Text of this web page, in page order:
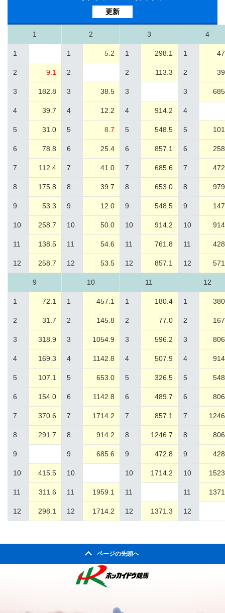
更新
1 2 3 4
1 1 5.2 1 298.1 1
2 9.1 2 2 113.3 2
3 182.8 3 38.5 3 3
4 39.7 4 12.2 4 914.2 4
5 31.0 5 8.7 5 548.5 5
6 78.8 6 25.4 6 857.1 6
7 112.4 7 41.0 7 685.6 7
8 175.8 8 39.7 8 653.0 8
9 53.3 9 12.0 9 548.5 9
10 258.7 10 50.0 10 914.2 10
11 138.5 11 54.6 11 761.8 11
12 258.7 12 53.5 12 857.1 12
9 10 11 12
1 72.1 1 457.1 1 180.4 1
2 31.7 2 145.8 2 77.0 2
3 318.9 3 1054.9 3 596.2 3
4 169.3 4 1142.8 4 507.9 4
5 107.1 5 653.0 5 326.5 5
6 154.0 6 1142.8 6 489.7 6
7 370.6 7 1714.2 7 857.1 7
8 291.7 8 914.2 8 1246.7 8
9 9 685.6 9 472.8 9
10 415.5 10 10 1714.2 10
11 311.6 11 1959.1 11 11
12 298.1 12 1714.2 12 1371.3 12
ページの先頭へ